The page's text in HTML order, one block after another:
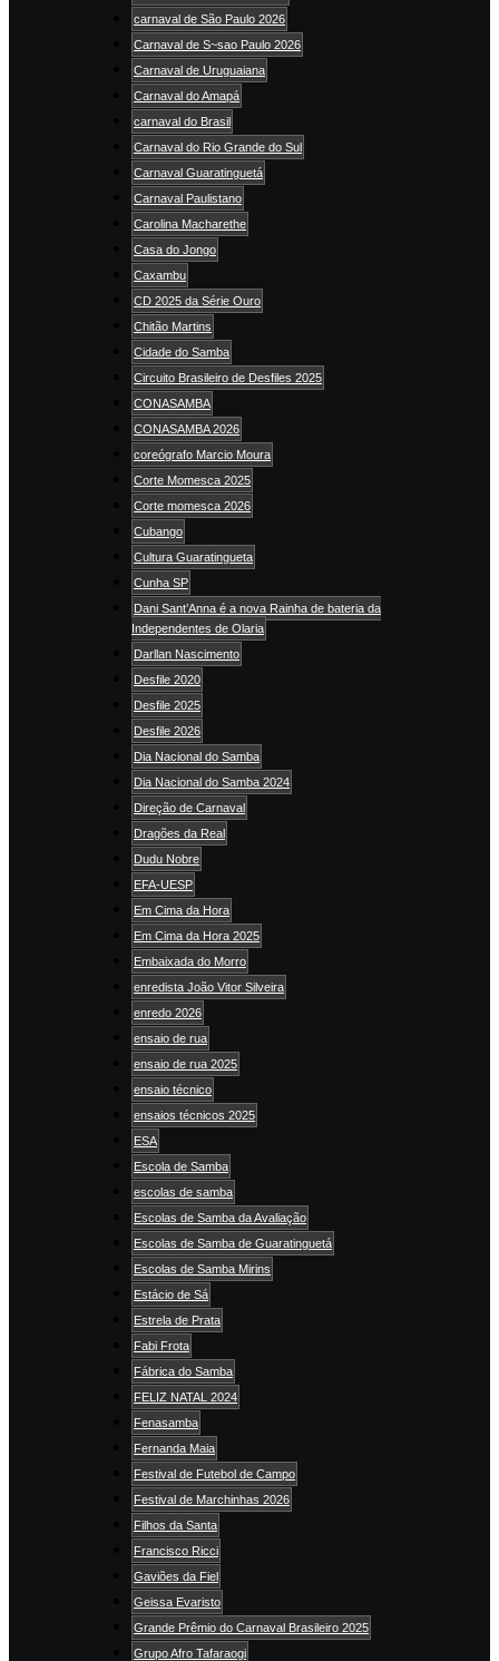
carnaval de São Paulo 2026
Carnaval de S~sao Paulo 2026
Carnaval de Uruguaiana
Carnaval do Amapá
carnaval do Brasil
Carnaval do Rio Grande do Sul
Carnaval Guaratinguetá
Carnaval Paulistano
Carolina Macharethe
Casa do Jongo
Caxambu
CD 2025 da Série Ouro
Chitão Martins
Cidade do Samba
Circuito Brasileiro de Desfiles 2025
CONASAMBA
CONASAMBA 2026
coreógrafo Marcio Moura
Corte Momesca 2025
Corte momesca 2026
Cubango
Cultura Guaratingueta
Cunha SP
Dani Sant’Anna é a nova Rainha de bateria da
Independentes de Olaria
Darllan Nascimento
Desfile 2020
Desfile 2025
Desfile 2026
Dia Nacional do Samba
Dia Nacional do Samba 2024
Direção de Carnaval
Dragões da Real
Dudu Nobre
EFA-UESP
Em Cima da Hora
Em Cima da Hora 2025
Embaixada do Morro
enredista João Vitor Silveira
enredo 2026
ensaio de rua
ensaio de rua 2025
ensaio técnico
ensaios técnicos 2025
ESA
Escola de Samba
escolas de samba
Escolas de Samba da Avaliação
Escolas de Samba de Guaratinguetá
Escolas de Samba Mirins
Estácio de Sá
Estrela de Prata
Fabi Frota
Fábrica do Samba
FELIZ NATAL 2024
Fenasamba
Fernanda Maia
Festival de Futebol de Campo
Festival de Marchinhas 2026
Filhos da Santa
Francisco Ricci
Gaviões da Fiel
Geissa Evaristo
Grande Prêmio do Carnaval Brasileiro 2025
Grupo Afro Tafaraogi